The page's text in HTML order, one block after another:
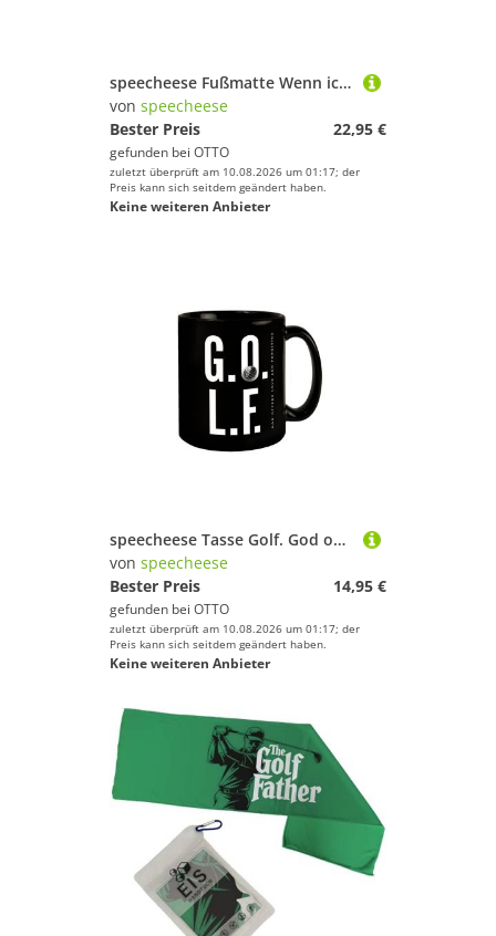
speecheese Fußmatte Wenn ich nicht aufmache bin beim Fußball Fußmatte in 35x50 cm ohne
von speecheese
Bester Preis
22,95 €
gefunden bei OTTO
zuletzt überprüft am 10.08.2026 um 01:17; der
Preis kann sich seitdem geändert haben.
Keine weiteren Anbieter
speecheese Tasse Golf. God offers love and forgiving Tasse
von speecheese
Bester Preis
14,95 €
gefunden bei OTTO
zuletzt überprüft am 10.08.2026 um 01:17; der
Preis kann sich seitdem geändert haben.
Keine weiteren Anbieter